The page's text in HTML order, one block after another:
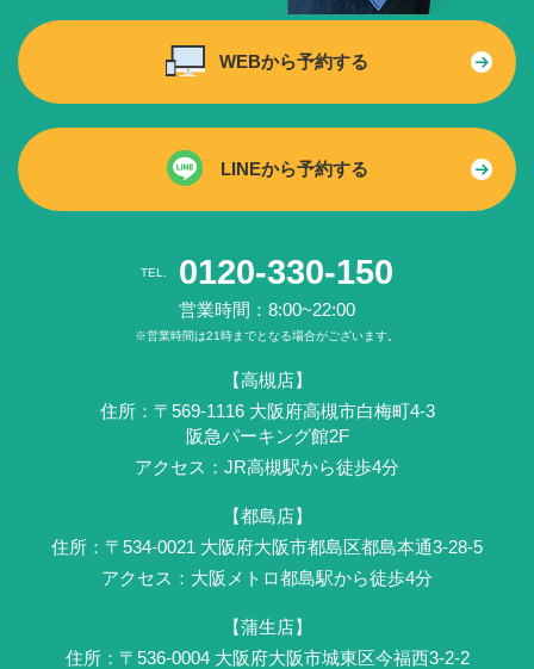
WEBから予約する
LINEから予約する
TEL. 0120-330-150
営業時間：8:00~22:00
※営業時間は21時までとなる場合がございます。
【高槻店】
住所：〒569-1116 ⼤阪府⾼槻市白梅町4-3
阪急パーキング館2F
アクセス：JR⾼槻駅から徒歩4分
【都島店】
住所：〒534-0021 大阪府大阪市都島区都島本通3-28-5
アクセス：大阪メトロ都島駅から徒歩4分
【蒲生店】
住所：〒536-0004 ⼤阪府大阪市城東区今福西3-2-2